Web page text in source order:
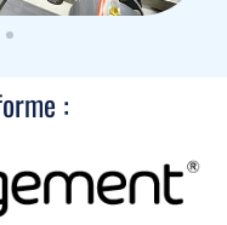
: